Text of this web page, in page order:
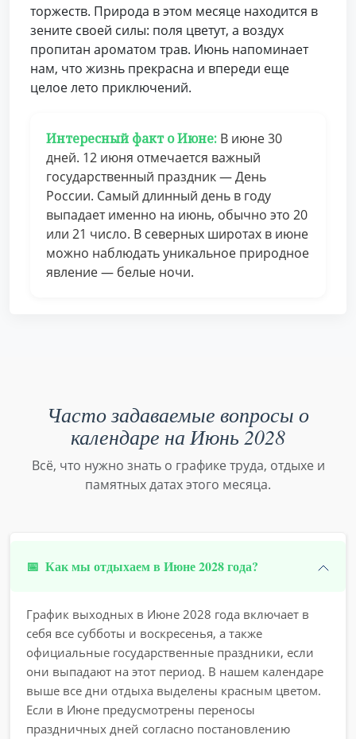
торжеств. Природа в этом месяце находится в
зените своей силы: поля цветут, а воздух
пропитан ароматом трав. Июнь напоминает
нам, что жизнь прекрасна и впереди еще
целое лето приключений.
Интересный факт о Июне: В июне 30
дней. 12 июня отмечается важный
государственный праздник — День
России. Самый длинный день в году
выпадает именно на июнь, обычно это 20
или 21 число. В северных широтах в июне
можно наблюдать уникальное природное
явление — белые ночи.
Часто задаваемые вопросы о
календаре на Июнь 2028
Всё, что нужно знать о графике труда, отдыхе и
памятных датах этого месяца.
📅 Как мы отдыхаем в Июне 2028 года?
График выходных в Июне 2028 года включает в
себя все субботы и воскресенья, а также
официальные государственные праздники, если
они выпадают на этот период. В нашем календаре
выше все дни отдыха выделены красным цветом.
Если в Июне предусмотрены переносы
праздничных дней согласно постановлению